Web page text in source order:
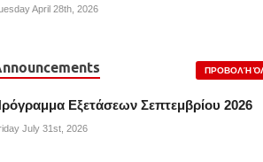
April 28th, 2026
ΠΡΟΒΟΛΉ
Εξετάσεων Σεπτεμβρίου 2026
July 31st, 2026